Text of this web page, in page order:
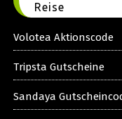
Reise
Volotea Aktionscode
Tripsta Gutscheine
Sandaya